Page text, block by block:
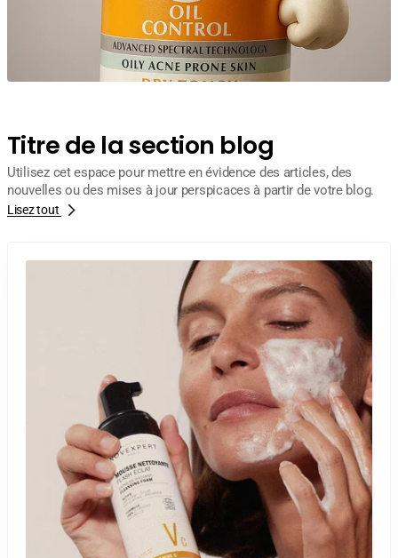
Titre de la section blog
Utilisez cet espace pour mettre en évidence des articles, des
nouvelles ou des mises à jour perspicaces à partir de votre blog.
Lisez tout